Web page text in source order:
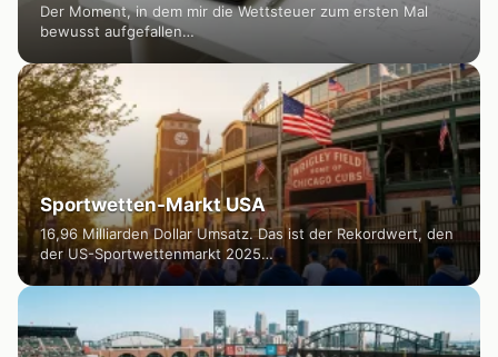
Der Moment, in dem mir die Wettsteuer zum ersten Mal
bewusst aufgefallen…
Sportwetten-Markt USA
16,96 Milliarden Dollar Umsatz. Das ist der Rekordwert, den
der US-Sportwettenmarkt 2025…